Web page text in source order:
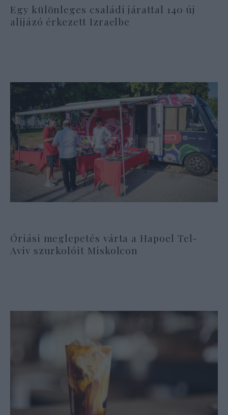
Egy különleges családi járattal 140 új
alijázó érkezett Izraelbe
Óriási meglepetés várta a Hapoel Tel-
Aviv szurkolóit Miskolcon